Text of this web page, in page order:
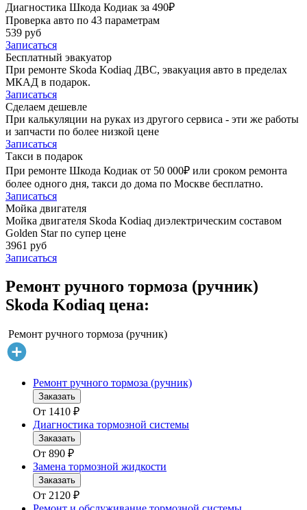
Диагностика Шкода Кодиак за 490₽
Проверка авто по 43 параметрам
539 руб
Записаться
Бесплатный эвакуатор
При ремонте Skoda Kodiaq ДВС, эвакуация авто в пределах
МКАД в подарок.
Записаться
Сделаем дешевле
При калькуляции на руках из другого сервиса - эти же работы
и запчасти по более низкой цене
Записаться
Такси в подарок
При ремонте Шкода Кодиак от 50 000₽ или сроком ремонта
более одного дня, такси до дома по Москве бесплатно.
Записаться
Мойка двигателя
Мойка двигателя Skoda Kodiaq диэлектрическим составом
Golden Star по супер цене
3961 руб
Записаться
Ремонт ручного тормоза (ручник)
Skoda Kodiaq цена:
Ремонт ручного тормоза (ручник)
Ремонт ручного тормоза (ручник)
Заказать
От 1410 ₽
Диагностика тормозной системы
Заказать
От 890 ₽
Замена тормозной жидкости
Заказать
От 2120 ₽